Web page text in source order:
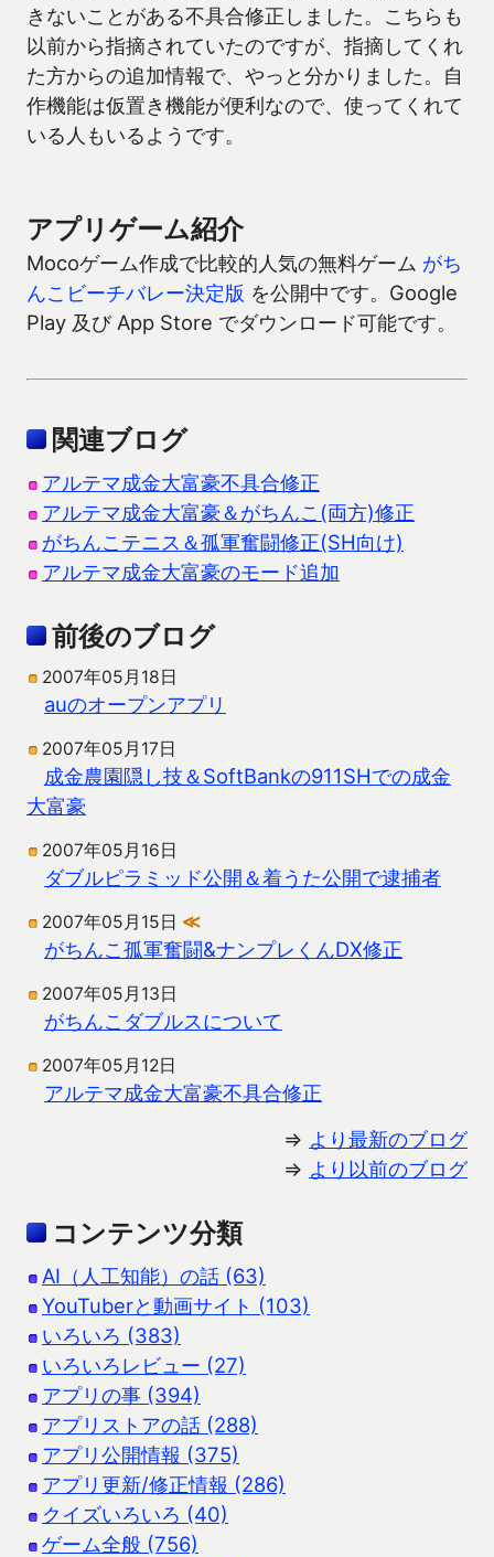
きないことがある不具合修正しました。こちらも
以前から指摘されていたのですが、指摘してくれ
た方からの追加情報で、やっと分かりました。自
作機能は仮置き機能が便利なので、使ってくれて
いる人もいるようです。
アプリゲーム紹介
Mocoゲーム作成で比較的人気の無料ゲーム がち
んこビーチバレー決定版 を公開中です。Google
Play 及び App Store でダウンロード可能です。
関連ブログ
アルテマ成金大富豪不具合修正
アルテマ成金大富豪＆がちんこ(両方)修正
がちんこテニス＆孤軍奮闘修正(SH向け)
アルテマ成金大富豪のモード追加
前後のブログ
2007年05月18日
auのオープンアプリ
2007年05月17日
成金農園隠し技＆SoftBankの911SHでの成金
大富豪
2007年05月16日
ダブルピラミッド公開＆着うた公開で逮捕者
2007年05月15日 ≪
がちんこ孤軍奮闘&ナンプレくんDX修正
2007年05月13日
がちんこダブルスについて
2007年05月12日
アルテマ成金大富豪不具合修正
⇒ より最新のブログ
⇒ より以前のブログ
コンテンツ分類
AI（人工知能）の話 (63)
YouTuberと動画サイト (103)
いろいろ (383)
いろいろレビュー (27)
アプリの事 (394)
アプリストアの話 (288)
アプリ公開情報 (375)
アプリ更新/修正情報 (286)
クイズいろいろ (40)
ゲーム全般 (756)